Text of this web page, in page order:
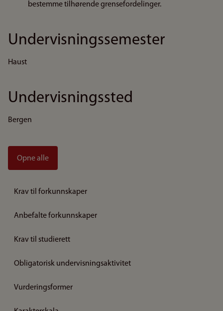
bestemme tilhørende grensefordelinger.
Undervisningssemester
Haust
Undervisningssted
Bergen
Opne alle
Krav til forkunnskaper
Anbefalte forkunnskaper
Krav til studierett
Obligatorisk undervisningsaktivitet
Vurderingsformer